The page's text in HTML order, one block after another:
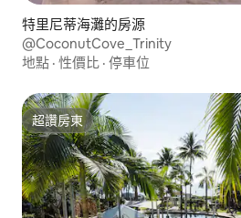
特里尼蒂海灘的房源
@CoconutCove_Trinity
地點 · 性價比 · 停車位
超讚房東
超讚房東